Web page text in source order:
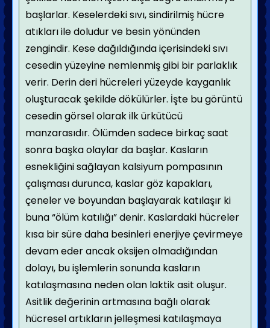
başlarlar. Keselerdeki sıvı, sindirilmiş hücre
atıkları ile doludur ve besin yönünden
zengindir. Kese dağıldığında içerisindeki sıvı
cesedin yüzeyine nemlenmiş gibi bir parlaklık
verir. Derin deri hücreleri yüzeyde kayganlık
oluşturacak şekilde dökülürler. İşte bu görüntü
cesedin görsel olarak ilk ürkütücü
manzarasıdır. Ölümden sadece birkaç saat
sonra başka olaylar da başlar. Kasların
esnekliğini sağlayan kalsiyum pompasının
çalışması durunca, kaslar göz kapakları,
çeneler ve boyundan başlayarak katılaşır ki
buna “ölüm katılığı” denir. Kaslardaki hücreler
kısa bir süre daha besinleri enerjiye çevirmeye
devam eder ancak oksijen olmadığından
dolayı, bu işlemlerin sonunda kasların
katılaşmasına neden olan laktik asit oluşur.
Asitlik değerinin artmasına bağlı olarak
hücresel artıkların jelleşmesi katılaşmaya